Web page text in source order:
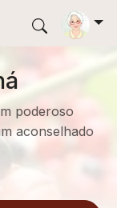
poderoso
aconselhado